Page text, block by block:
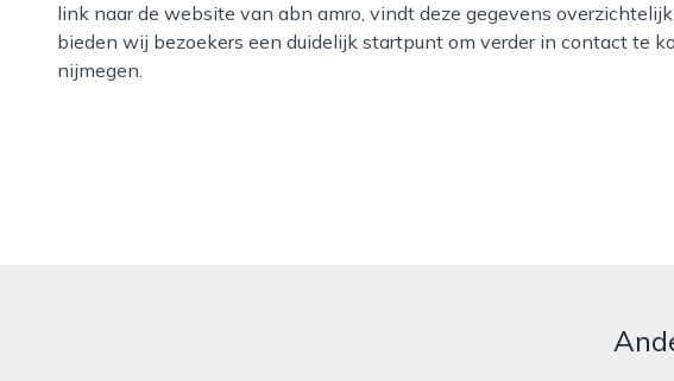
link naar de website van abn amro, vindt deze gegevens
bieden wij bezoekers een duidelijk startpunt om verder in contact te
nijmegen.